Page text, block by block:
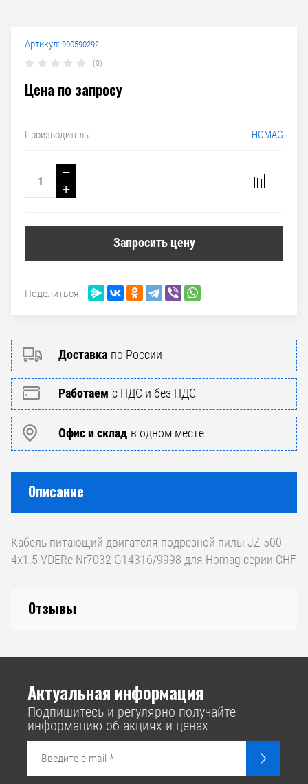
Артикул: 900590292
(0)
Цена по запросу
Производитель: HOMAG
−
+
Запросить цену
Поделиться
Доставка по России
Работаем с НДС и без НДС
Офис и склад в одном месте
Описание
Кабель питающий двигателя подрезной пилы JZ-500
4x1.5 VDERe Nr7032 G14316/9998 для Homag серии CHF
Отзывы
Актуальная информация
Подпишитесь и регулярно получайте
информацию об акциях и ценах